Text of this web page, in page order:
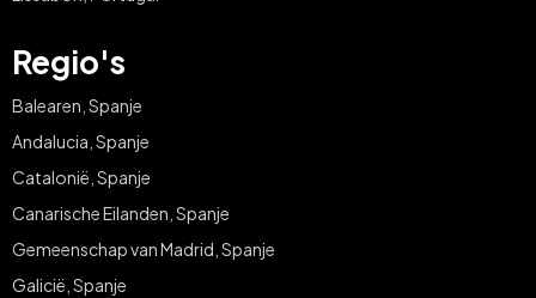
Regio's
Balearen, Spanje
Andalucia, Spanje
Catalonië, Spanje
Canarische Eilanden, Spanje
Gemeenschap van Madrid, Spanje
Galicië, Spanje